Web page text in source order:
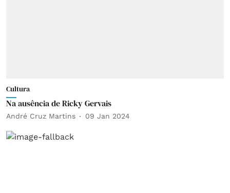
Cultura
Na ausência de Ricky Gervais
André Cruz Martins 09 Jan 2024